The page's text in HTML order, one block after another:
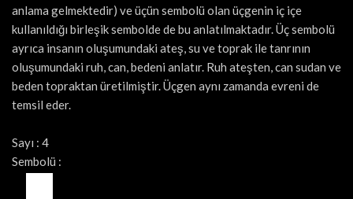
anlama gelmektedir) ve üçün sembolü olan üçgenin iç içe
kullanıldığı birleşik sembolde de bu anlatılmaktadır. Üç sembolü
ayrıca insanın oluşumundaki ateş, su ve toprak ile tanrının
oluşumundaki ruh, can, bedeni anlatır. Ruh ateşten, can sudan ve
beden topraktan üretilmiştir. Üçgen aynı zamanda evreni de
temsil eder.
Sayı : 4
Sembolü :